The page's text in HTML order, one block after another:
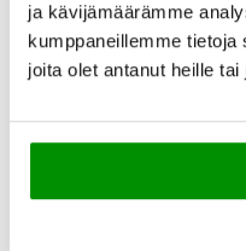
ja kävijämäärämme
kumppaneillemme
joita olet antanut heille